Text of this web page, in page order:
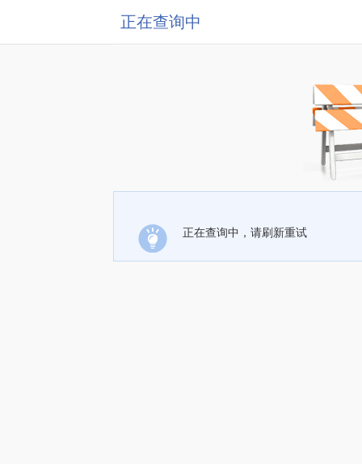
正在查询中
正在查询中，请刷新重试